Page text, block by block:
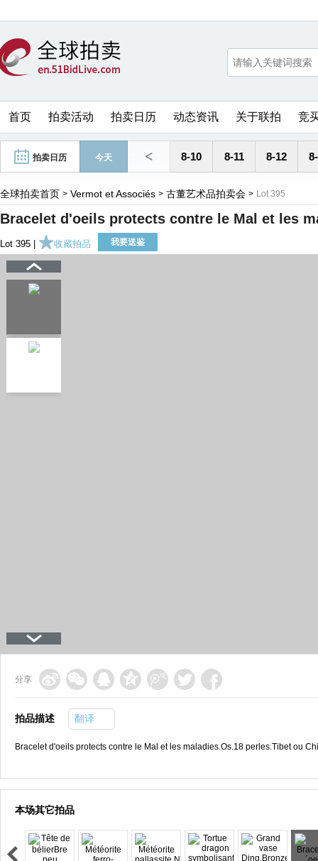
首页 拍卖活动 拍卖日历 动态资讯 关于联拍 竞
拍卖日历 今天 < 8-10 8-11 8-12
全球拍卖首页 > Vermot et Associés > 古董艺术品拍卖会 > Lot 395
Bracelet d'oeils protects contre le Mal et les
Lot 395 | 收藏拍品 我要送鉴
分享
拍品描述 翻译
Bracelet d'oeils protects contre le Mal et les maladies.Os.18 perles.Tibet ou
本场其它拍品